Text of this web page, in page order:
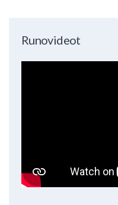
Runovideot